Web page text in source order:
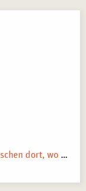
Theater- und Dramatherapie erreicht Menschen dort, wo Worte manchmal nicht mehr weiterkommen.